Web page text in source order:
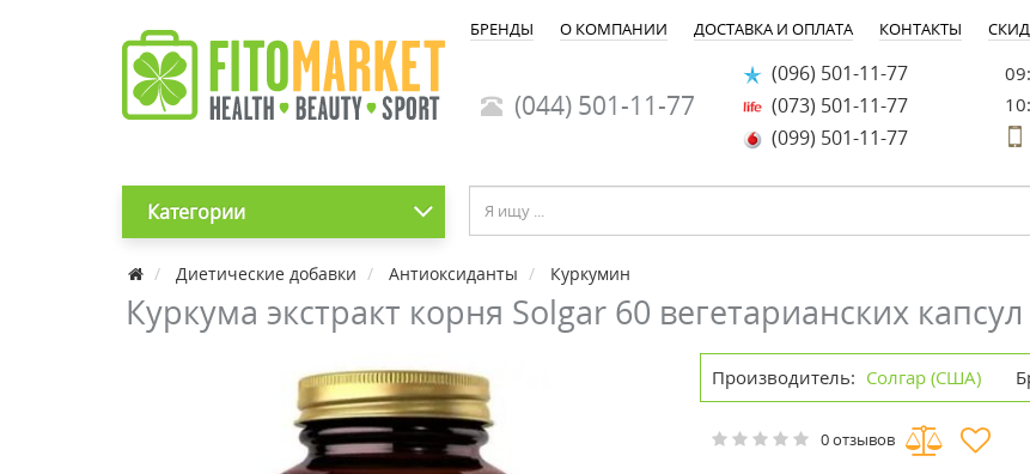
БРЕНДЫ О КОМПАНИИ ДОСТАВКА И ОПЛАТА КОНТАКТЫ
(044) 501-11-77
(096) 501-11-77
(073) 501-11-77
(099) 501-11-77
Категории
Диетические добавки Антиоксиданты Куркумин
Куркума экстракт корня Solgar 60 вегетарианских капсул
Производитель: Солгар (США)
0 отзывов